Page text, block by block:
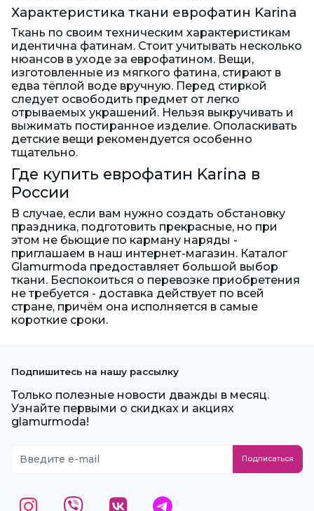
Характеристика ткани еврофатин Karina
Ткань по своим техническим характеристикам
идентична фатинам. Стоит учитывать несколько
нюансов в уходе за еврофатином. Вещи,
изготовленные из мягкого фатина, стирают в
едва тёплой воде вручную. Перед стиркой
следует освободить предмет от легко
отрываемых украшений. Нельзя выкручивать и
выжимать постиранное изделие. Ополаскивать
детские вещи рекомендуется особенно
тщательно.
Где купить еврофатин Karina в
России
В случае, если вам нужно создать обстановку
праздника, подготовить прекрасные, но при
этом не бьющие по карману наряды -
приглашаем в наш интернет-магазин. Каталог
Glamurmoda предоставляет большой выбор
ткани. Беспокоиться о перевозке приобретения
не требуется - доставка действует по всей
стране, причём она исполняется в самые
короткие сроки.
Подпишитесь на нашу рассылку
Только полезные новости дважды в месяц.
Узнайте первыми о скидках и акциях
glamurmoda!